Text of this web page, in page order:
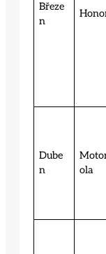
Březe
n
Dube
n
ola